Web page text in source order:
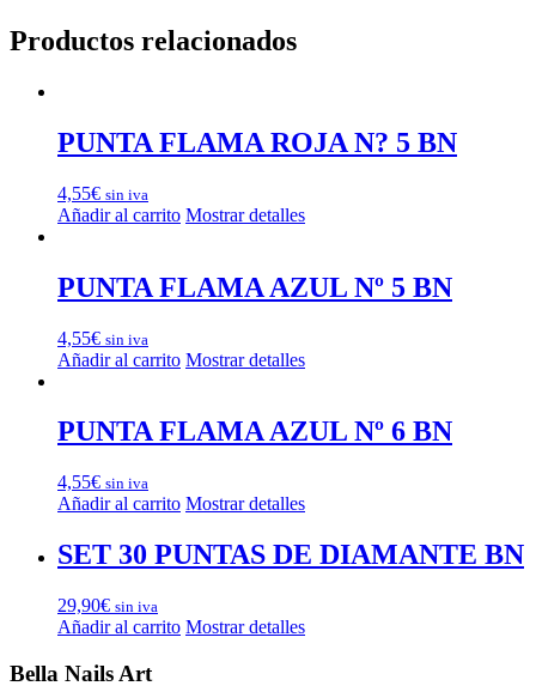
Productos relacionados
PUNTA FLAMA ROJA N? 5 BN
4,55€ sin iva
Añadir al carrito Mostrar detalles
PUNTA FLAMA AZUL Nº 5 BN
4,55€ sin iva
Añadir al carrito Mostrar detalles
PUNTA FLAMA AZUL Nº 6 BN
4,55€ sin iva
Añadir al carrito Mostrar detalles
SET 30 PUNTAS DE DIAMANTE BN
29,90€ sin iva
Añadir al carrito Mostrar detalles
Bella Nails Art